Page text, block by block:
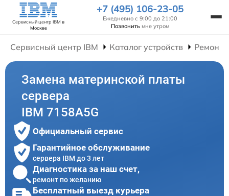
Сервисный центр IBM в
Москве
+7 (495) 106-23-05
Ежедневно с 9:00 до 21:00
Позвонить мне утром
Сервисный центр IBM Каталог устройств Ремонт
Замена материнской платы
сервера
IBM 7158A5G
Официальный сервис
Гарантийное обслуживание
сервера IBM до 3 лет
Диагностика за наш счет,
ремонт по желанию
Бесплатный выезд курьера